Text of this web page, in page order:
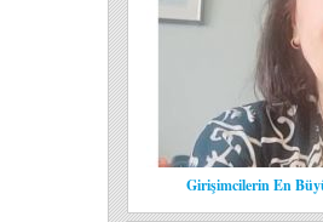
Girişimcilerin En